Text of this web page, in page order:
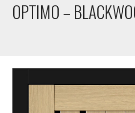
OPTIMO –